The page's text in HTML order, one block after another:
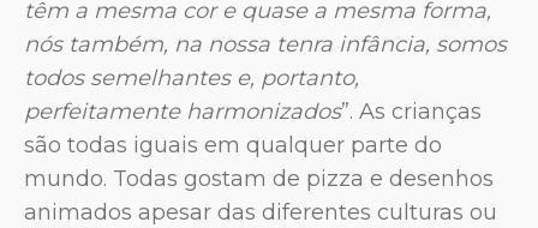
têm a mesma cor e quase a mesma forma,
nós também, na nossa tenra infância, somos
todos semelhantes e, portanto,
perfeitamente harmonizados”. As crianças
são todas iguais em qualquer parte do
mundo. Todas gostam de pizza e desenhos
animados apesar das diferentes culturas ou